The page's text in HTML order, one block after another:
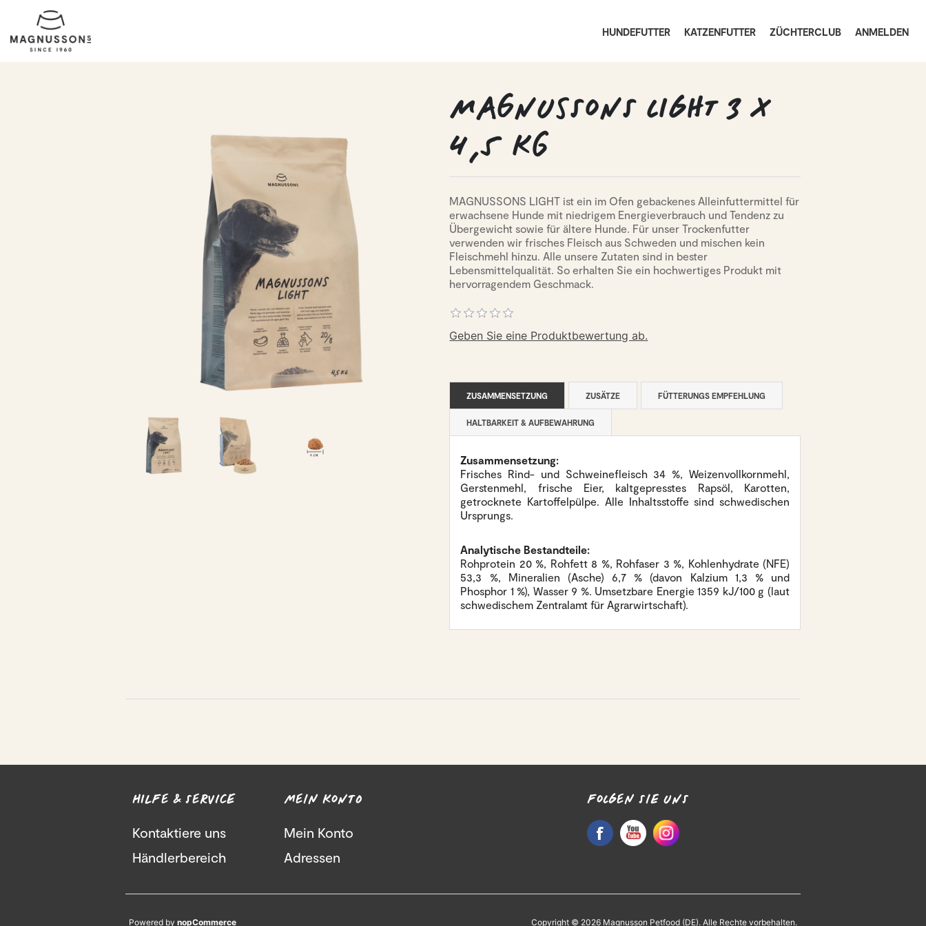
HUNDEFUTTER KATZENFUTTER ZÜCHTERCLUB ANMELDEN
MAGNUSSONS LIGHT 3 X
4,5 KG
MAGNUSSONS LIGHT ist ein im Ofen gebackenes Alleinfuttermittel für
erwachsene Hunde mit niedrigem Energieverbrauch und Tendenz zu
Übergewicht sowie für ältere Hunde. Für unser Trockenfutter
verwenden wir frisches Fleisch aus Schweden und mischen kein
Fleischmehl hinzu. Alle unsere Zutaten sind in bester
Lebensmittelqualität. So erhalten Sie ein hochwertiges Produkt mit
hervorragendem Geschmack.
Geben Sie eine Produktbewertung ab.
ZUSAMMENSETZUNG ZUSÄTZE FÜTTERUNGS EMPFEHLUNG
HALTBARKEIT & AUFBEWAHRUNG
Zusammensetzung:
Frisches Rind- und Schweinefleisch 34 %, Weizenvollkornmehl,
Gerstenmehl, frische Eier, kaltgepresstes Rapsöl, Karotten,
getrocknete Kartoffelpülpe. Alle Inhaltsstoffe sind schwedischen
Ursprungs.
Analytische Bestandteile:
Rohprotein 20 %, Rohfett 8 %, Rohfaser 3 %, Kohlenhydrate (NFE)
53,3 %, Mineralien (Asche) 6,7 % (davon Kalzium 1,3 % und
Phosphor 1 %), Wasser 9 %. Umsetzbare Energie 1359 kJ/100 g (laut
schwedischem Zentralamt für Agrarwirtschaft).
HILFE & SERVICE
Kontaktiere uns
Händlerbereich
MEIN KONTO
Mein Konto
Adressen
FOLGEN SIE UNS
Copyright © 2026 Magnusson Petfood (DE). Alle Rechte vorbehalten.
Powered by nopCommerce